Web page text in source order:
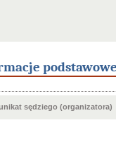
sędziego (organizatora)